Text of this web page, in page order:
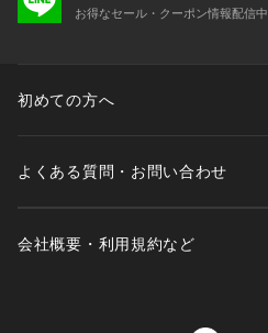
お得なセール・クーポン情報配信中
初めての方へ
よくある質問・お問い合わせ
会社概要・利用規約など